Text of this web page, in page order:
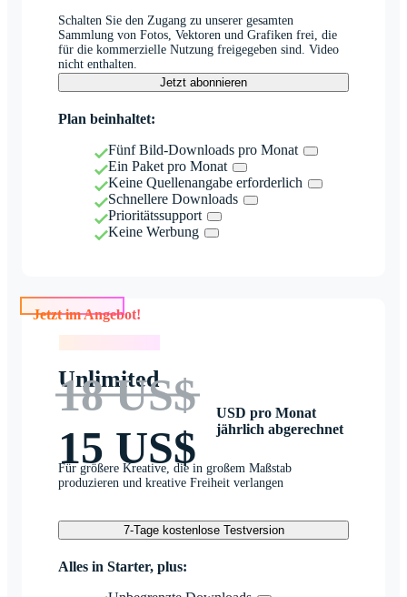
Schalten Sie den Zugang zu unserer gesamten
Sammlung von Fotos, Vektoren und Grafiken frei, die
für die kommerzielle Nutzung freigegeben sind. Video
nicht enthalten.
Jetzt abonnieren
Plan beinhaltet:
Fünf Bild-Downloads pro Monat
Ein Paket pro Monat
Keine Quellenangabe erforderlich
Schnellere Downloads
Prioritätssupport
Keine Werbung
Jetzt im Angebot!
Unlimited
18 US$
15 US$
USD pro Monat
jährlich abgerechnet
Für größere Kreative, die in großem Maßstab
produzieren und kreative Freiheit verlangen
7-Tage kostenlose Testversion
Alles in Starter, plus: